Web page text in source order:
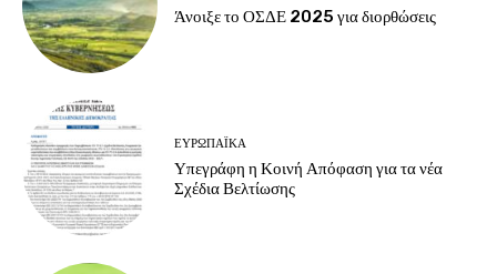
Άνοιξε το ΟΣΔΕ 2025 για διορθώσεις
ΕΥΡΩΠΑΪΚΆ
Υπεγράφη η Κοινή Απόφαση για τα νέα
Σχέδια Βελτίωσης